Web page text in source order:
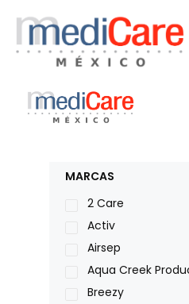
contenido
MARCAS
2 Care
Activ
Airsep
Aqua Creek
Breezy